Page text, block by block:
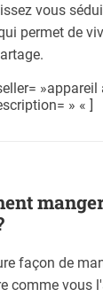
vous
permet de
»appareil
» « ]
façon de
comme vous